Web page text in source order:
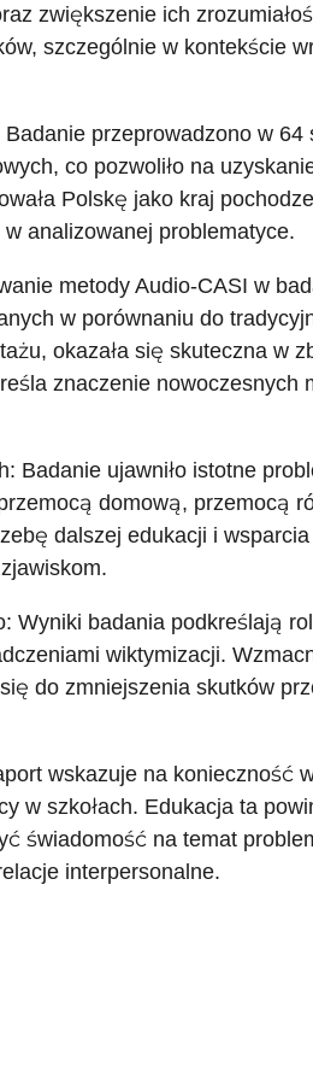
zwiększenie ich
szczególnie w kontekście
przeprowadzono w 64
co pozwoliło na
Polskę jako kraj
analizowanej problematyce.
metody Audio-CASI w
w porównaniu do
okazała się skuteczna w
znaczenie nowoczesnych
Badanie ujawniło istotne
domową, przemocą
dalszej edukacji i
Wyniki badania podkreślają
wiktymizacji.
do zmniejszenia skutków
wskazuje na konieczność
w szkołach. Edukacja ta
świadomość na temat
interpersonalne.